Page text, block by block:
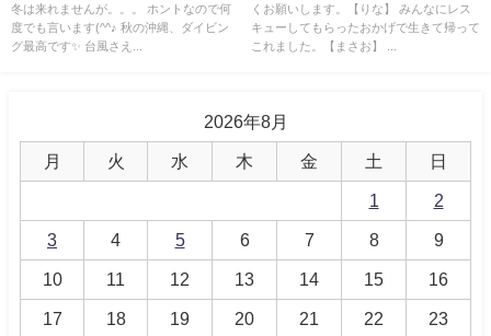
冬は来れませんが。。。 ホントなので何
度でも言います(^^♪ 秋の沖縄、ダイビン
グ最高です✨ 台風さえ...
くお願いします。【りな】 みんなにレス
キューしてもらったおかげで生きて帰って
これました。【まさお】 ...
2026年8月
月 火 水 木 金 土 日
1 2
3 4 5 6 7 8 9
10 11 12 13 14 15 16
17 18 19 20 21 22 23